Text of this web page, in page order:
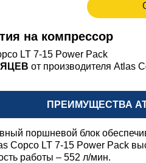
на компрессор
LT 7-15 Power Pack
от производителя Atlas
ПРЕИМУЩЕСТВА
поршневой блок
Copco LT 7-15 Power Pack
работы – 552 л/мин.